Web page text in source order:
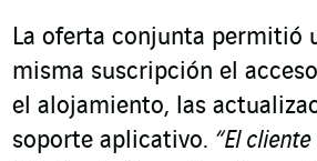
La oferta conjunta permitió
misma suscripción el
el alojamiento, las
soporte aplicativo. “El